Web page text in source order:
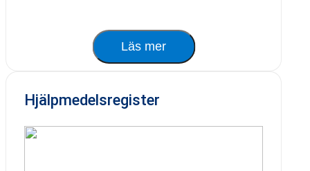
Läs mer
Hjälpmedelsregister